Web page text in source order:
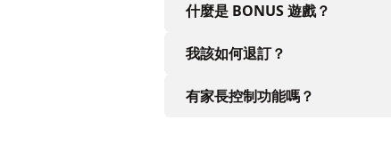
什麼是 BONUS 遊戲？
我該如何退訂？
有家長控制功能嗎？